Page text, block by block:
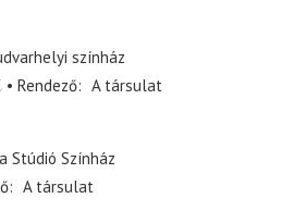
színház
Rendező
A társulat
Stúdió Színház
A társulat